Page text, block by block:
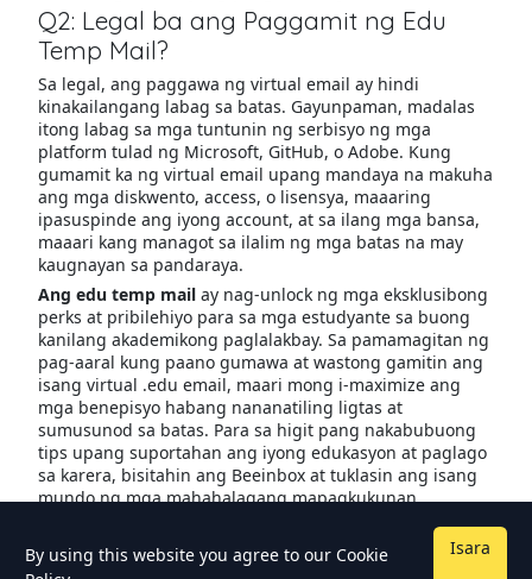
Q2: Legal ba ang Paggamit ng Edu
Temp Mail?
Sa legal, ang paggawa ng virtual email ay hindi
kinakailangang labag sa batas. Gayunpaman, madalas
itong labag sa mga tuntunin ng serbisyo ng mga
platform tulad ng Microsoft, GitHub, o Adobe. Kung
gumamit ka ng virtual email upang mandaya na makuha
ang mga diskwento, access, o lisensya, maaaring
ipasuspinde ang iyong account, at sa ilang mga bansa,
maaari kang managot sa ilalim ng mga batas na may
kaugnayan sa pandaraya.
Ang edu temp mailay nag-unlock ng mga eksklusibong
perks at pribilehiyo para sa mga estudyante sa buong
kanilang akademikong paglalakbay. Sa pamamagitan ng
pag-aaral kung paano gumawa at wastong gamitin ang
isang virtual .edu email, maari mong i-maximize ang
mga benepisyo habang nananatiling ligtas at
sumusunod sa batas. Para sa higit pang nakabubuong
tips upang suportahan ang iyong edukasyon at paglago
sa karera, bisitahin ang Beeinbox at tuklasin ang isang
mundo ng mga mahahalagang mapagkukunan
By using this website you agree to our Cookie
Isara